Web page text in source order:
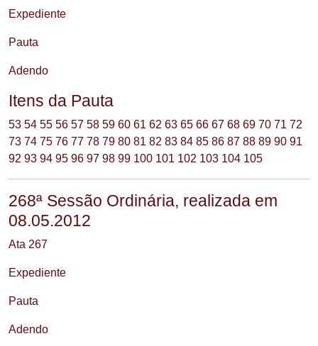
Expediente
Pauta
Adendo
Itens da Pauta
53 54 55 56 57 58 59 60 61 62 63 65 66 67 68 69 70 71 72
73 74 75 76 77 78 79 80 81 82 83 84 85 86 87 88 89 90 91
92 93 94 95 96 97 98 99 100 101 102 103 104 105
268ª Sessão Ordinária, realizada em
08.05.2012
Ata 267
Expediente
Pauta
Adendo